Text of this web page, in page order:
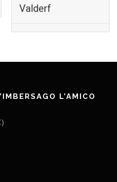
Valderf
L’AMICO